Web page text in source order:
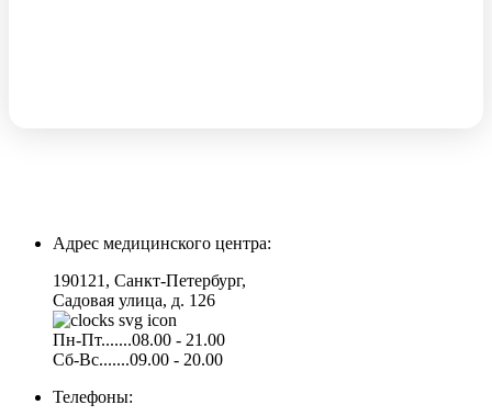
Адрес медицинского центра:
190121, Санкт-Петербург,
Садовая улица, д. 126
Пн-Пт.......08.00 - 21.00
Сб-Вс.......09.00 - 20.00
Телефоны: